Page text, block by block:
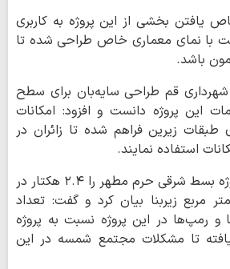
یافتن بخشی از این پروژه به کاربری
با نمای معماری خاص طراحی شده تا
باشد.
قم طراحی سایه‌بان برای سطح
این پروژه دانست و افزود: امکانات
زیرین فراهم شده تا زائران در
استفاده نمایند.
حلوایی‌زاده وسعت پروژه بسط شرقی حرم مطهر را ۲.۴ هکتار در
۱۱۵ هزار متر مربع زیربنا بیان کرد و گفت: تعداد
و رمپ‌ها در این پروژه نسبت به پروژه
تا مشکلات مجتمع شمسه در این